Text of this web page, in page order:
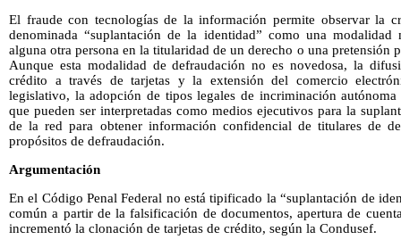
El fraude con tecnologías de la información permite observar la
denominada “suplantación de la identidad” como una
alguna otra persona en la titularidad de un derecho o una pretensión
Aunque esta modalidad de defraudación no es novedosa, la
crédito a través de tarjetas y la extensión del comercio
legislativo, la adopción de tipos legales de incriminación
que pueden ser interpretadas como medios ejecutivos para la
de la red para obtener información confidencial de titulares de
propósitos de defraudación.
Argumentación
En el Código Penal Federal no está tipificado la “suplantación de
común a partir de la falsificación de documentos, apertura de
incrementó la clonación de tarjetas de crédito, según la Condusef.